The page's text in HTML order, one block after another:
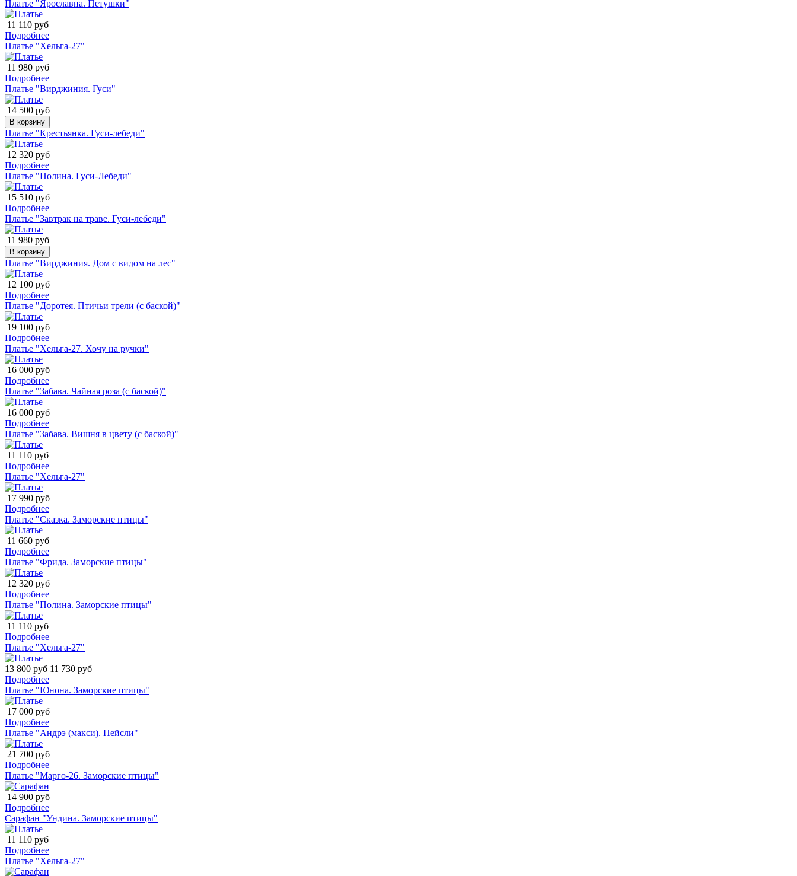
Платье "Ярославна. Петушки"
11 110 руб
Подробнее
Платье "Хельга-27"
11 980 руб
Подробнее
Платье "Вирджиния. Гуси"
14 500 руб
В корзину
Платье "Крестьянка. Гуси-лебеди"
12 320 руб
Подробнее
Платье "Полина. Гуси-Лебеди"
15 510 руб
Подробнее
Платье "Завтрак на траве. Гуси-лебеди"
11 980 руб
В корзину
Платье "Вирджиния. Дом с видом на лес"
12 100 руб
Подробнее
Платье "Доротея. Птичьи трели (с баской)"
19 100 руб
Подробнее
Платье "Хельга-27. Хочу на ручки"
16 000 руб
Подробнее
Платье "Забава. Чайная роза (с баской)"
16 000 руб
Подробнее
Платье "Забава. Вишня в цвету (с баской)"
11 110 руб
Подробнее
Платье "Хельга-27"
17 990 руб
Подробнее
Платье "Сказка. Заморские птицы"
11 660 руб
Подробнее
Платье "Фрида. Заморские птицы"
12 320 руб
Подробнее
Платье "Полина. Заморские птицы"
11 110 руб
Подробнее
Платье "Хельга-27"
13 800 руб 11 730 руб
Подробнее
Платье "Юнона. Заморские птицы"
17 000 руб
Подробнее
Платье "Андрэ (макси). Пейсли"
21 700 руб
Подробнее
Платье "Марго-26. Заморские птицы"
14 900 руб
Подробнее
Сарафан "Ундина. Заморские птицы"
11 110 руб
Подробнее
Платье "Хельга-27"